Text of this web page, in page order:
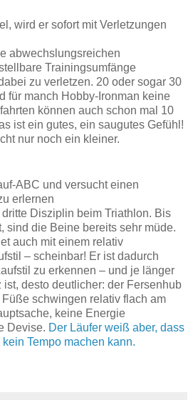
wird er sofort mit Verletzungen
abwechslungsreichen
Trainingsumfänge
zu verletzen. 20 oder sogar 30
für manch Hobby-Ironman keine
können auch schon mal 10
ist ein gutes, ein saugutes Gefühl!
nur noch ein kleiner.
ABC und versucht einen
erlernen
dritte Disziplin beim Triathlon. Bis
sind die Beine bereits sehr müde.
auch mit einem relativ
– scheinbar! Er ist dadurch
zu erkennen – und je länger
desto deutlicher: der Fersenhub
schwingen relativ flach am
keine Energie
Devise. Der Läufer weiß aber, dass
Tempo machen kann.